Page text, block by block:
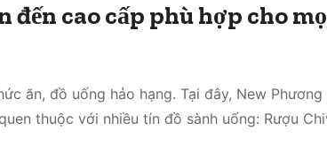
đến cao cấp phù hợp cho
ăn, đồ uống hảo hạng. Tại đây, New Phương
thuộc với nhiều tín đồ sành uống: Rượu